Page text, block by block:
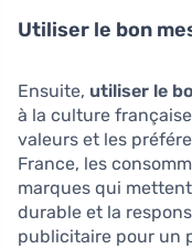
Utiliser le bon
Ensuite, utiliser le
à la culture
valeurs et les
France, les
marques qui
durable et la
publicitaire pour un